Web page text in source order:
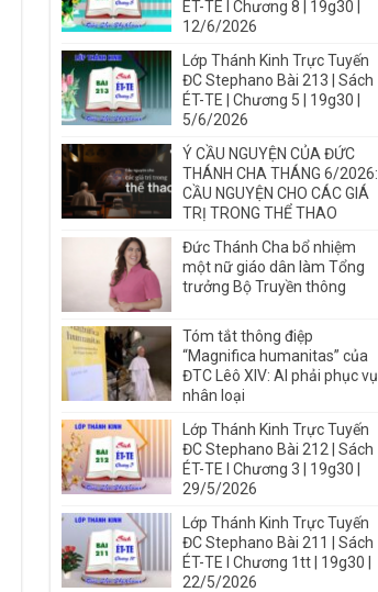
ÉT-TE I Chương 8 | 19g30 |
12/6/2026
Lớp Thánh Kinh Trực Tuyến
ĐC Stephano Bài 213 | Sách
ÉT-TE | Chương 5 | 19g30 |
5/6/2026
Ý CẦU NGUYỆN CỦA ĐỨC
THÁNH CHA THÁNG 6/2026:
CẦU NGUYỆN CHO CÁC GIÁ
TRỊ TRONG THỂ THAO
Đức Thánh Cha bổ nhiệm
một nữ giáo dân làm Tổng
trưởng Bộ Truyền thông
Tóm tắt thông điệp
“Magnifica humanitas” của
ĐTC Lêô XIV: AI phải phục vụ
nhân loại
Lớp Thánh Kinh Trực Tuyến
ĐC Stephano Bài 212 | Sách
ÉT-TE I Chương 3 | 19g30 |
29/5/2026
Lớp Thánh Kinh Trực Tuyến
ĐC Stephano Bài 211 | Sách
ÉT-TE I Chương 1tt | 19g30 |
22/5/2026